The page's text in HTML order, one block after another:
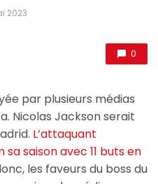
2023
0
par plusieurs médias
Nicolas Jackson serait
L’attaquant
saison avec 11 buts en
les faveurs du boss du